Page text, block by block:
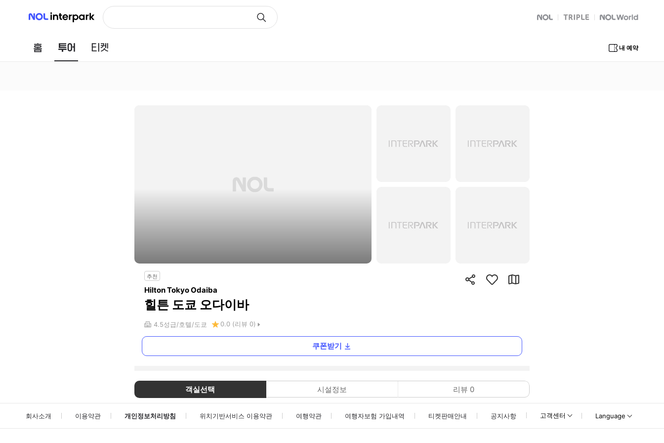
NOL 인터파크
NOL
트리플 Global Interpark
홈 투어 내 예약
추천
Hilton Tokyo Odaiba
힐튼 도쿄 오다이바
4.5성급 호텔 도쿄 0.0 (리뷰 0)
쿠폰받기
객실선택 시설정보 리뷰 0
회사소개 이용약관 개인정보처리방침 위치기반서비스 이용약관 여행약관 여행자보험 가입내역 티켓판매안내 공지사항 고객센터 Language